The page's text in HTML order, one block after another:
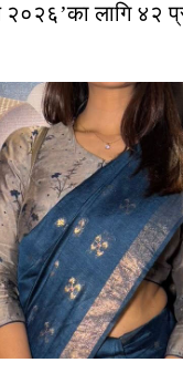
२०२६’का लागि ४२